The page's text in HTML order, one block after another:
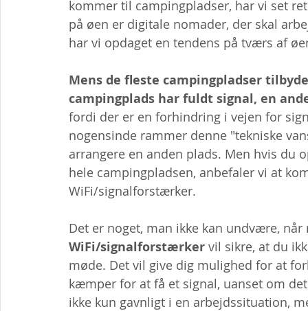
kommer til campingpladser, har vi set
på øen er digitale nomader, der skal
har vi opdaget en tendens på tværs af
Mens de fleste campingpladser
campingplads har fuldt signal, en
fordi der er en forhindring i vejen for
nogensinde rammer denne "tekniske
arrangere en anden plads. Men hvis du
hele campingpladsen, anbefaler vi at
WiFi/signalforstærker.
Det er noget, man ikke kan undvære,
WiFi/signalforstærker vil sikre, at du
møde. Det vil give dig mulighed for at
kæmper for at få et signal, uanset om
ikke kun gavnligt i en arbejdssituation,